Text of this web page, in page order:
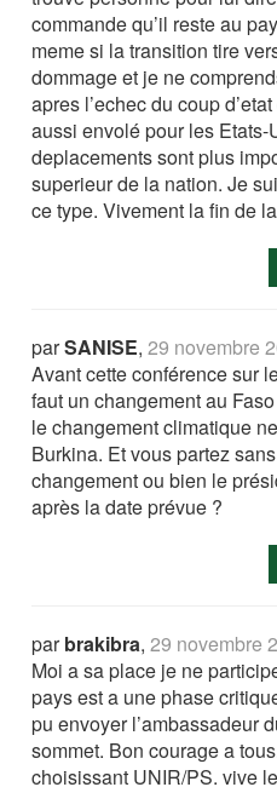
commande qu’il reste au
meme si la transition tire
dommage et je ne
apres l’echec du coup
aussi envolé pour les
deplacements sont plus
superieur de la nation. Je
ce type. Vivement la fin de
parSANISE,29 novembre
Avant cette conférence sur
faut un changement au
le changement climatique
Burkina. Et vous partez
changement ou bien le
après la date prévue ?
parbrakibra,29 novembre
Moi a sa place je ne
pays est a une phase
pu envoyer l’ambassadeur
sommet. Bon courage a
choisissant UNIR/PS. vive